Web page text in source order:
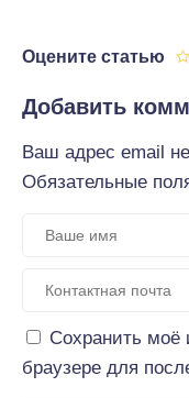
Оцените статью
Добавить
Ваш адрес email
Обязательные
Сохранить моё
браузере для